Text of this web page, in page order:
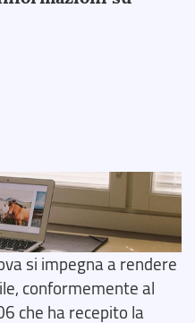
si impegna a rendere
conformemente al
che ha recepito la